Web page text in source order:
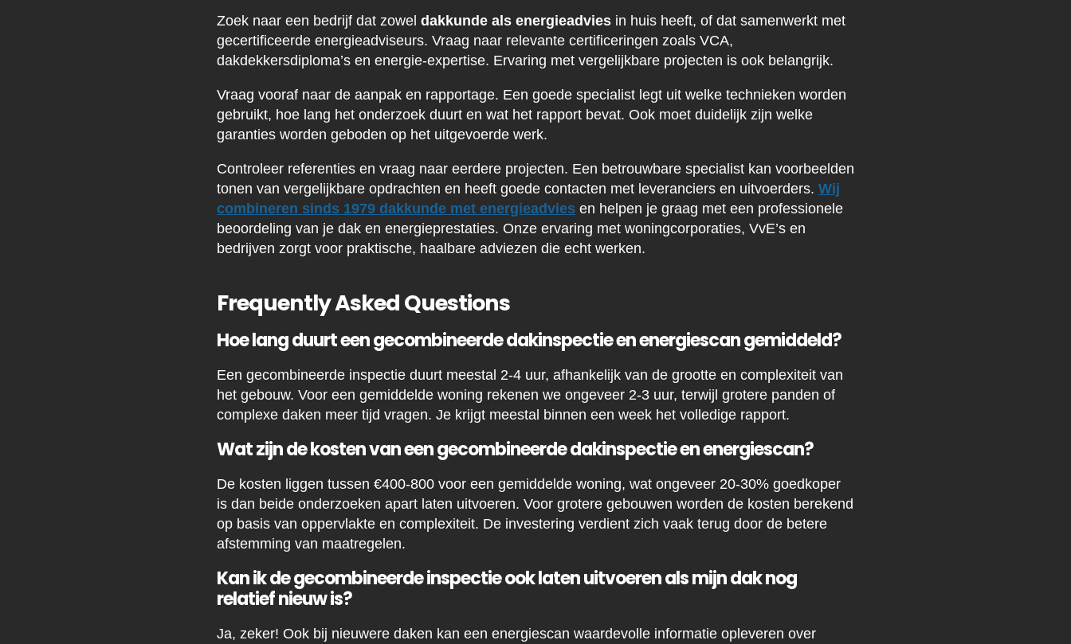
Zoek naar een bedrijf dat zowel dakkunde als energieadvies in huis heeft, of dat samenwerkt met
gecertificeerde energieadviseurs. Vraag naar relevante certificeringen zoals VCA,
dakdekkersdiploma’s en energie-expertise. Ervaring met vergelijkbare projecten is ook belangrijk.
Vraag vooraf naar de aanpak en rapportage. Een goede specialist legt uit welke technieken worden
gebruikt, hoe lang het onderzoek duurt en wat het rapport bevat. Ook moet duidelijk zijn welke
garanties worden geboden op het uitgevoerde werk.
Controleer referenties en vraag naar eerdere projecten. Een betrouwbare specialist kan voorbeelden
tonen van vergelijkbare opdrachten en heeft goede contacten met leveranciers en uitvoerders. Wij
combineren sinds 1979 dakkunde met energieadvies en helpen je graag met een professionele
beoordeling van je dak en energieprestaties. Onze ervaring met woningcorporaties, VvE’s en
bedrijven zorgt voor praktische, haalbare adviezen die echt werken.
Frequently Asked Questions
Hoe lang duurt een gecombineerde dakinspectie en energiescan gemiddeld?
Een gecombineerde inspectie duurt meestal 2-4 uur, afhankelijk van de grootte en complexiteit van
het gebouw. Voor een gemiddelde woning rekenen we ongeveer 2-3 uur, terwijl grotere panden of
complexe daken meer tijd vragen. Je krijgt meestal binnen een week het volledige rapport.
Wat zijn de kosten van een gecombineerde dakinspectie en energiescan?
De kosten liggen tussen €400-800 voor een gemiddelde woning, wat ongeveer 20-30% goedkoper
is dan beide onderzoeken apart laten uitvoeren. Voor grotere gebouwen worden de kosten berekend
op basis van oppervlakte en complexiteit. De investering verdient zich vaak terug door de betere
afstemming van maatregelen.
Kan ik de gecombineerde inspectie ook laten uitvoeren als mijn dak nog
relatief nieuw is?
Ja, zeker! Ook bij nieuwere daken kan een energiescan waardevolle informatie opleveren over